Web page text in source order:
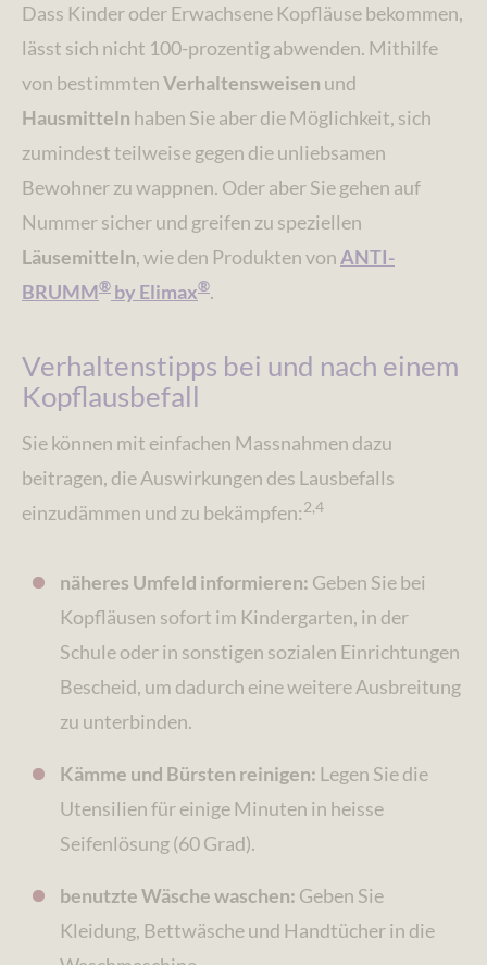
Dass Kinder oder Erwachsene Kopfläuse bekommen,
lässt sich nicht 100-prozentig abwenden. Mithilfe
von bestimmtenVerhaltensweisen und
Hausmitteln haben Sie aber die Möglichkeit, sich
zumindest teilweise gegen die unliebsamen
Bewohner zu wappnen. Oder aber Sie gehen auf
Nummer sicher und greifen zu speziellen
Läusemitteln, wie den Produkten vonANTI-
BRUMM® by Elimax®.
Verhaltenstipps bei und nach einem
Kopflausbefall
Sie können mit einfachen Massnahmen dazu
beitragen, die Auswirkungen des Lausbefalls
einzudämmen und zu bekämpfen:2,4
näheres Umfeld informieren: Geben Sie bei
Kopfläusen sofort im Kindergarten, in der
Schule oder in sonstigen sozialen Einrichtungen
Bescheid, um dadurch eine weitere Ausbreitung
zu unterbinden.
Kämme und Bürsten reinigen: Legen Sie die
Utensilien für einige Minuten in heisse
Seifenlösung (60 Grad).
benutzte Wäsche waschen: Geben Sie
Kleidung, Bettwäsche und Handtücher in die